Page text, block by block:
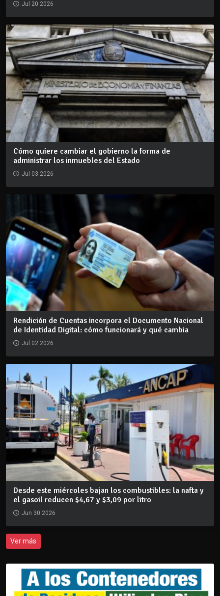
Jul 20 2026
Cómo quiere cambiar el gobierno la forma de
administrar los inmuebles del Estado
Jul 03 2026
Rendición de Cuentas incorpora el Documento Nacional
de Identidad Digital: cómo funcionará y qué cambia
Jul 02 2026
Desde este miércoles bajan los combustibles: la nafta y
el gasoil reducen $4,67 y $3,09 por litro
Jun 30 2026
Ver más